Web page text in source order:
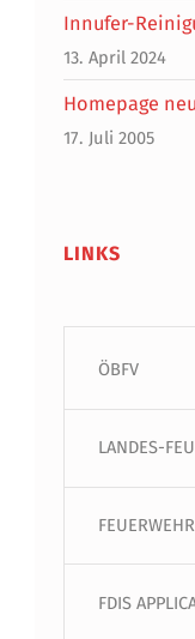
Innufer-
13. April 2024
Homepage
17. Juli 2005
LINKS
ÖBFV
LANDES-
FDIS